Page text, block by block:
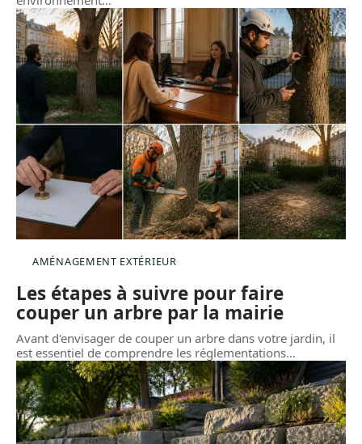
AMÉNAGEMENT EXTÉRIEUR
Les étapes à suivre pour faire
couper un arbre par la mairie
Avant d'envisager de couper un arbre dans votre jardin, il
est essentiel de comprendre les réglementations…